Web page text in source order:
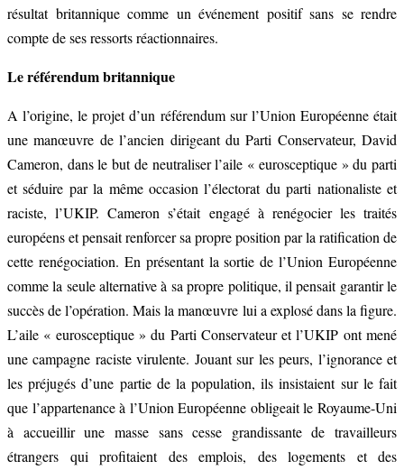
résultat britannique comme un événement positif sans se rendre
compte de ses ressorts réactionnaires.
Le référendum britannique
A l’origine, le projet d’un référendum sur l’Union Européenne était
une manœuvre de l’ancien dirigeant du Parti Conservateur, David
Cameron, dans le but de neutraliser l’aile « eurosceptique » du parti
et séduire par la même occasion l’électorat du parti nationaliste et
raciste, l’UKIP. Cameron s’était engagé à renégocier les traités
européens et pensait renforcer sa propre position par la ratification de
cette renégociation. En présentant la sortie de l’Union Européenne
comme la seule alternative à sa propre politique, il pensait garantir le
succès de l’opération. Mais la manœuvre lui a explosé dans la figure.
L’aile « eurosceptique » du Parti Conservateur et l’UKIP ont mené
une campagne raciste virulente. Jouant sur les peurs, l’ignorance et
les préjugés d’une partie de la population, ils insistaient sur le fait
que l’appartenance à l’Union Européenne obligeait le Royaume-Uni
à accueillir une masse sans cesse grandissante de travailleurs
étrangers qui profitaient des emplois, des logements et des